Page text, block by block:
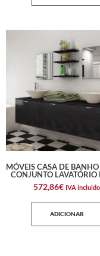
MÓVEIS CASA DE BANHO
CONJUNTO LAVATÓRIO
572,86€ IVA incluido
ADICIONAR